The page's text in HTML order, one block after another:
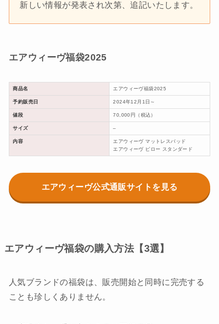
新しい情報が発表され次第、追記いたします。
エアウィーヴ福袋2025
商品名 エアウィーヴ福袋2025
予約販売日 2024年12月1日～
値段 70,000円（税込）
サイズ –
内容
エアウィーヴ マットレスパッド
エアウィーヴ ピロー スタンダード
エアウィーヴ公式通販サイトを見る
エアウィーヴ福袋の購入方法【3選】
人気ブランドの福袋は、販売開始と同時に完売する
ことも珍しくありません。